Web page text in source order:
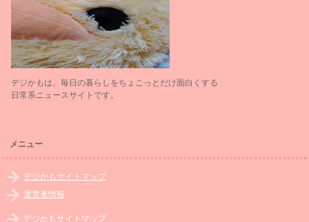
デジかもは、毎日の暮らしをちょこっとだけ面白くする
日常系ニュースサイトです。
メニュー
デジかもサイトマップ
運営者情報
デジかもサイトマップ